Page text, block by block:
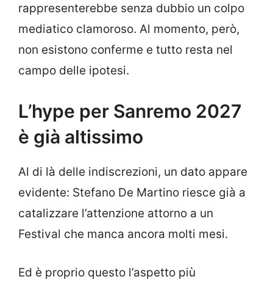
rappresenterebbe senza dubbio un colpo
mediatico clamoroso. Al momento, però,
non esistono conferme e tutto resta nel
campo delle ipotesi.
L’hype per Sanremo 2027
è già altissimo
Al di là delle indiscrezioni, un dato appare
evidente: Stefano De Martino riesce già a
catalizzare l’attenzione attorno a un
Festival che manca ancora molti mesi.
Ed è proprio questo l’aspetto più